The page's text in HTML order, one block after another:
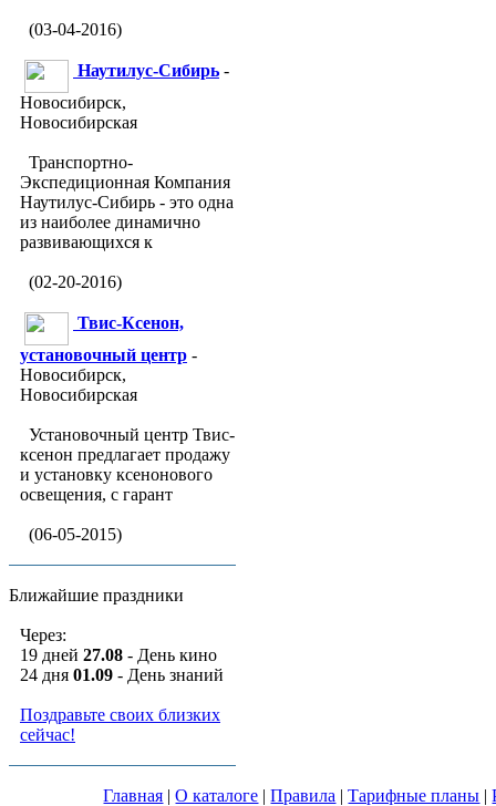
(03-04-2016)
Наутилус-Сибирь -
Новосибирск,
Новосибирская
Транспортно-
Экспедиционная Компания
Наутилус-Сибирь - это одна
из наиболее динамично
развивающихся к
(02-20-2016)
Твис-Ксенон,
установочный центр -
Новосибирск,
Новосибирская
Установочный центр Твис-
ксенон предлагает продажу
и установку ксенонового
освещения, с гарант
(06-05-2015)
Ближайшие праздники
Через:
19 дней 27.08 - День кино
24 дня 01.09 - День знаний
Поздравьте своих близких
сейчас!
Главная |О каталоге |Правила |Тарифные планы |